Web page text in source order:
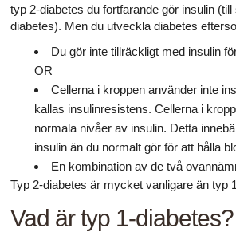
typ 2-diabetes du fortfarande gör insulin
diabetes). Men du utveckla diabetes
Du gör inte tillräckligt med insulin
OR
Cellerna i kroppen använder inte
kallas insulinresistens. Cellerna i
normala nivåer av insulin. Detta
insulin än du normalt gör för att hålla
En kombination av de två
Typ 2-diabetes är mycket vanligare än typ
Vad är typ 1-diabetes?